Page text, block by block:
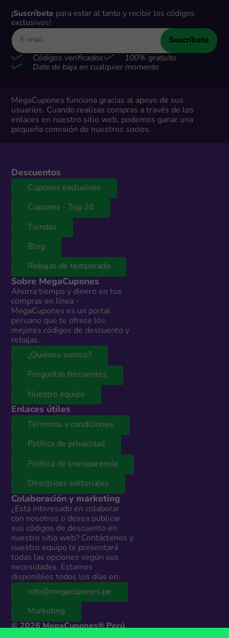
¡Suscríbete para estar al tanto y recibir los códigos
exclusivos!
Suscríbete
Códigos verificados
100% gratuito
Date de baja en cualquier momento
MegaCupones funciona gracias al apoyo de sus
usuarios. Cuando realizas compras a través de los
enlaces en nuestro sitio web, podemos ganar una
pequeña comisión de nuestros socios.
Descuentos
Cupones exclusivos
Cupones - Top 20
Tiendas
Blog
Rebajas de temporada
Sobre MegaCupones
Ahorra tiempo y dinero en tus
compras en línea -
MegaCupones es un portal
peruano que te ofrece los
mejores códigos de descuento y
rebajas.
¿Quiénes somos?
Preguntas frecuentes
Nuestro equipo
Enlaces útiles
Términos y condiciones
Política de privacidad
Política de transparencia
Directrices editoriales
Colaboración y marketing
¿Está interesado en colaborar
con nosotros o desea publicar
sus códigos de descuento en
nuestro sitio web? Contáctenos y
nuestro equipo le presentará
todas las opciones según sus
necesidades. Estamos
disponibles todos los días en:
info@megacupones.pe
Marketing
© 2026 MegaCupones® Perú